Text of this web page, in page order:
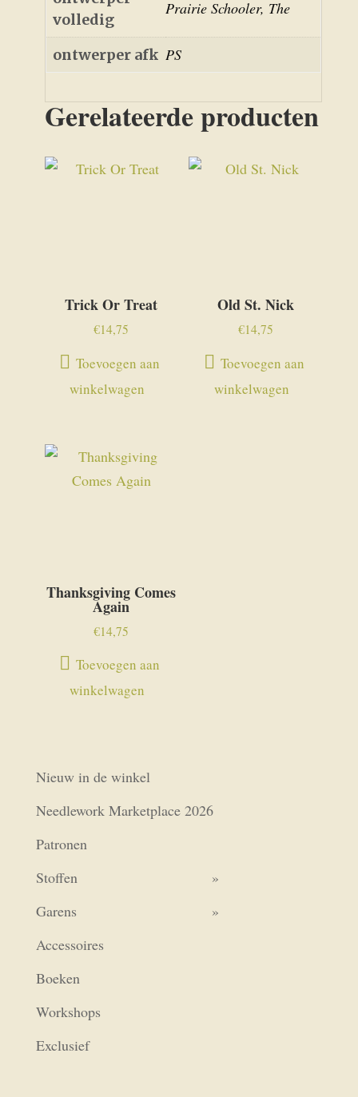
volledig
Prairie Schooler, The
ontwerper afk PS
Gerelateerde producten
Trick Or Treat
€14,75
Toevoegen aan
winkelwagen
Old St. Nick
€14,75
Toevoegen aan
winkelwagen
Thanksgiving Comes
Again
€14,75
Toevoegen aan
winkelwagen
Nieuw in de winkel
Needlework Marketplace 2026
Patronen
Stoffen
Garens
Accessoires
Boeken
Workshops
Exclusief